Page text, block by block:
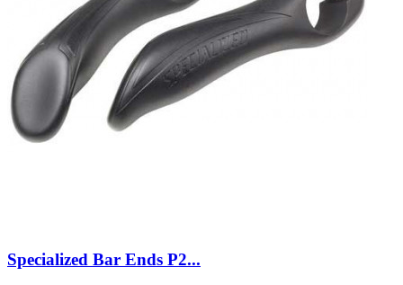
Specialized Bar Ends P2...